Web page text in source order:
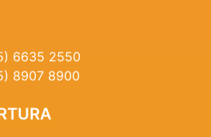
6635 2550
8907 8900